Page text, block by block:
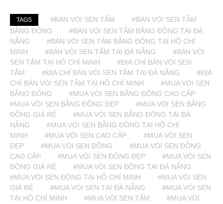
TAGS #BÁN VÒI SEN TẮM
#BÁN VÒI SEN TẮM
BẰNG ĐỒNG
#BÁN VÒI SEN TẮM BẰNG ĐỒNG TẠI ĐÀ
NẴNG
#BÁN VÒI SEN TẮM BẰNG ĐỒNG TẠI HỒ CHÍ
MINH
#BÁN VÒI SEN TẮM TẠI ĐÀ NẴNG
#BÁN VÒI
SEN TẮM TẠI HỒ CHÍ MINH
#ĐỊA CHỈ BÁN VÒI SEN
TẮM
#ĐỊA CHỈ BÁN VÒI SEN TẮM TẠI ĐÀ NẴNG
#ĐỊA
CHỈ BÁN VÒI SEN TẮM TẠI HỒ CHÍ MINH
#MUA VÒI SEN
BẰNG ĐỒNG
#MUA VÒI SEN BẰNG ĐỒNG CAO CẤP
#MUA VÒI SEN BẰNG ĐỒNG ĐẸP
#MUA VÒI SEN BẰNG
ĐỒNG GIÁ RẺ
#MUA VÒI SEN BẰNG ĐỒNG TẠI ĐÀ
NẴNG
#MUA VÒI SEN BẰNG ĐỒNG TẠI HỒ CHÍ
MINH
#MUA VÒI SEN CAO CẤP
#MUA VÒI SEN
ĐẸP
#MUA VÒI SEN ĐỒNG
#MUA VÒI SEN ĐỒNG
CAO CẤP
#MUA VÒI SEN ĐỒNG ĐẸP
#MUA VÒI SEN
ĐỒNG GIÁ RẺ
#MUA VÒI SEN ĐỒNG TẠI ĐÀ NẴNG
#MUA VÒI SEN ĐỒNG TẠI HỒ CHÍ MINH
#MUA VÒI SEN
GIÁ RẺ
#MUA VÒI SEN TẠI ĐÀ NẴNG
#MUA VÒI SEN
TẠI HỒ CHÍ MINH
#MUA VÒI SEN TẮM
#MUA VÒI